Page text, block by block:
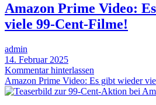
Amazon Prime Video:
viele 99-Cent-Filme!
admin
14. Februar 2025
Kommentar hinterlassen
Amazon Prime Video: Es gibt wieder